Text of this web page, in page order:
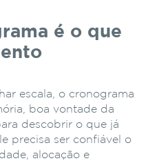
é o que
escala, o cronograma
boa vontade da
descobrir o que já
precisa ser confiável o
alocação e